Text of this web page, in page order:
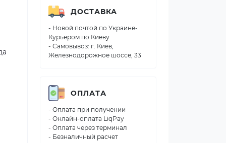
ДОСТАВКА
- Новой почтой по Украине-
Курьером по Киеву
- Самовывоз: г. Киев,
Железнодорожное шоссе, 33
ОПЛАТА
- Оплата при получении
- Онлайн-оплата LiqPay
- Оплата через терминал
- Безналичный расчет